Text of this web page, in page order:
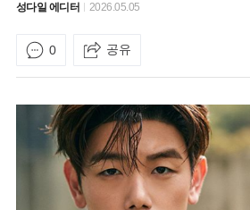
성다일 에디터 2026.05.05
0 공유